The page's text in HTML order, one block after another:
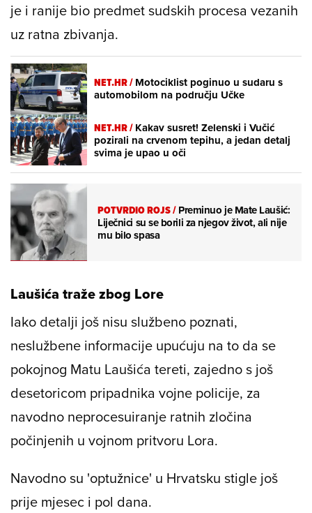
je i ranije bio predmet sudskih procesa vezanih
uz ratna zbivanja.
NET.HR /Motociklist poginuo u sudaru s
automobilom na području Učke
NET.HR /Kakav susret! Zelenski i Vučić
pozirali na crvenom tepihu, a jedan detalj
svima je upao u oči
POTVRDIO ROJS/Preminuo je Mate Laušić:
Liječnici su se borili za njegov život, ali nije
mu bilo spasa
Laušića traže zbog Lore
Iako detalji još nisu službeno poznati,
neslužbene informacije upućuju na to da se
pokojnog Matu Laušića tereti, zajedno s još
desetoricom pripadnika vojne policije, za
navodno neprocesuiranje ratnih zločina
počinjenih u vojnom pritvoru Lora.
Navodno su 'optužnice' u Hrvatsku stigle još
prije mjesec i pol dana.